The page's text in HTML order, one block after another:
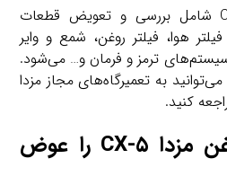
سرویس دوره‌ای مزدا CX-۵ شامل بررسی و تعویض قطعات
هوا، فیلتر روغن، شمع و وایر
ترمز و فرمان و… می‌شود.
به تعمیرگاه‌های مجاز مزدا
کنید.
چه زمانی باید روغن مزدا CX-۵ را عوض